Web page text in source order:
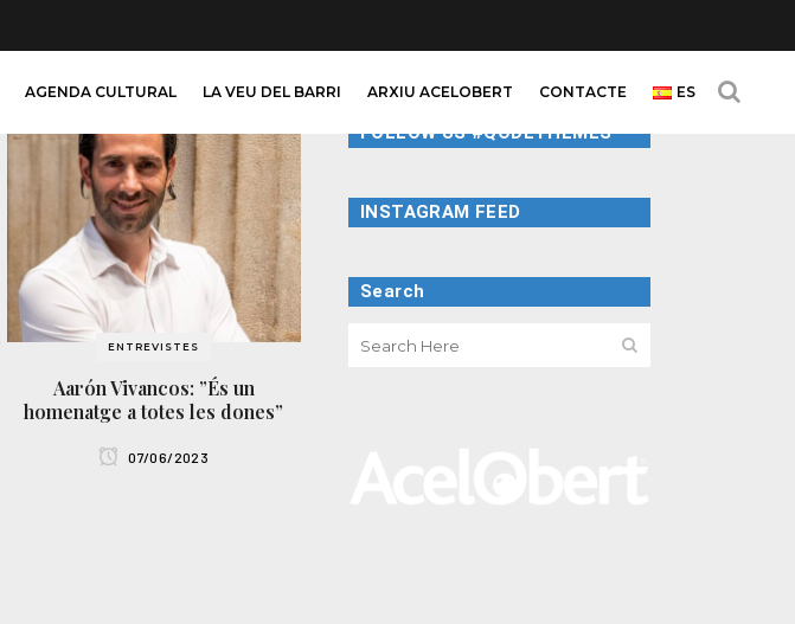
AGENDA CULTURAL LA VEU DEL BARRI ARXIU ACELOBERT CONTACTE ES
ENTREVISTES
Aarón Vivancos: ”És un
homenatge a totes les dones”
07/06/2023
FOLLOW US #QODETHEMES
INSTAGRAM FEED
Search